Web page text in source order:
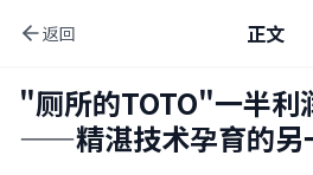
返回 正文
"厕所的TOTO"一半利
——精湛技术孕育的另